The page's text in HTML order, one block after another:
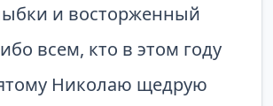
и восторженный
всем, кто в этом году
Николаю щедрую